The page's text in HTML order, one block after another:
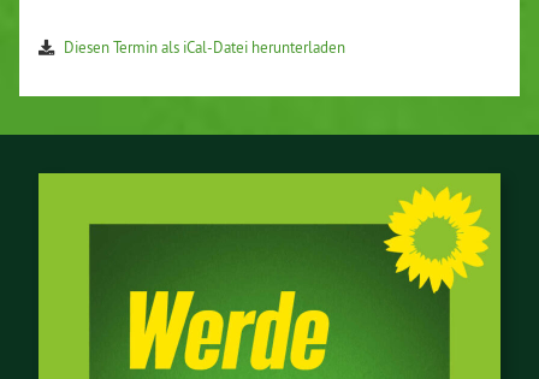
Diesen Termin als iCal-Da­tei her­un­ter­la­den